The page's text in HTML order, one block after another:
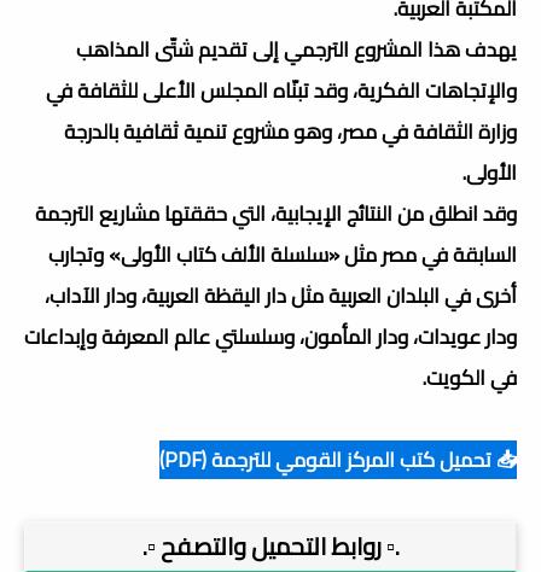
المكتبة العربية.
يهدف هذا المشروع الترجمي إلى تقديم شتّى المذاهب
والإتجاهات الفكرية، وقد تبنّاه المجلس الأعلى للثقافة في
وزارة الثقافة في مصر، وهو مشروع تنمية ثقافية بالدرجة
الأولى.
وقد انطلق من النتائج الإيجابية، التي حققتها مشاريع الترجمة
السابقة في مصر مثل «سلسلة الألف كتاب الأولى» وتجارب
أخرى في البلدان العربية مثل دار اليقظة العربية، ودار الآداب،
ودار عويدات، ودار المأمون، وسلسلتي عالم المعرفة وإبداعات
في الكويت.
📥 تحميل كتب المركز القومي للترجمة (PDF)
.▫️ روابط التحميل والتصفح ▫️.